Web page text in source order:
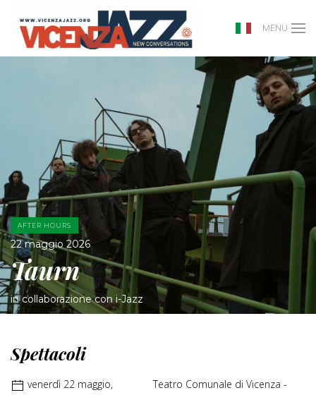
MENU
AFTER HOURS
22 maggio 2026
Taurn
in collaborazione con i-Jazz
Spettacoli
venerdì 22 maggio,
Teatro Comunale di Vicenza -